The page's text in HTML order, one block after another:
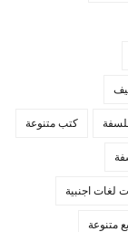
كتب متنوعة
لغات اجنبية
متنوعة